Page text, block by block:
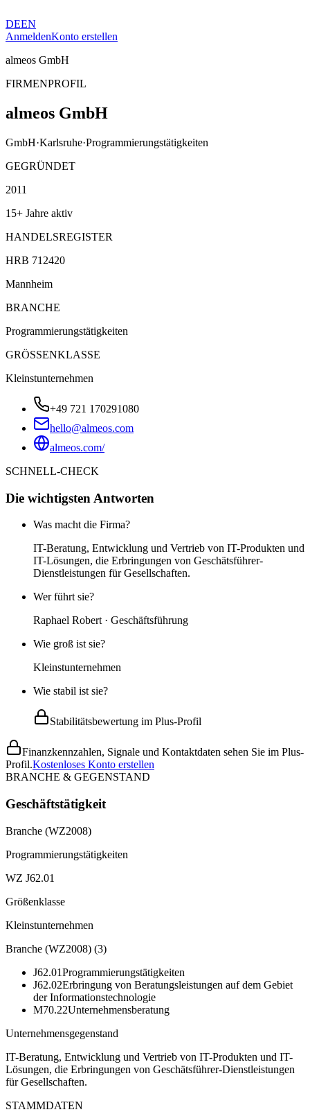
DEEN
AnmeldenKonto erstellen
almeos GmbH
FIRMENPROFIL
almeos GmbH
GmbH·Karlsruhe·Programmierungstätigkeiten
GEGRÜNDET
2011
15+ Jahre aktiv
HANDELSREGISTER
HRB 712420
Mannheim
BRANCHE
Programmierungstätigkeiten
GRÖSSENKLASSE
Kleinstunternehmen
+49 721 170291080
hello@almeos.com
almeos.com/
SCHNELL-CHECK
Die wichtigsten Antworten
Was macht die Firma?
IT-Beratung, Entwicklung und Vertrieb von IT-Produkten und
IT-Lösungen, die Erbringungen von Geschätsführer-
Dienstleistungen für Gesellschaften.
Wer führt sie?
Raphael Robert · Geschäftsführung
Wie groß ist sie?
Kleinstunternehmen
Wie stabil ist sie?
Stabilitätsbewertung im Plus-Profil
Finanzkennzahlen, Signale und Kontaktdaten sehen Sie im Plus-
Profil.Kostenloses Konto erstellen
BRANCHE & GEGENSTAND
Geschäftstätigkeit
Branche (WZ2008)
Programmierungstätigkeiten
WZ J62.01
Größenklasse
Kleinstunternehmen
Branche (WZ2008) (3)
J62.01Programmierungstätigkeiten
J62.02Erbringung von Beratungsleistungen auf dem Gebiet
der Informationstechnologie
M70.22Unternehmensberatung
Unternehmensgegenstand
IT-Beratung, Entwicklung und Vertrieb von IT-Produkten und IT-
Lösungen, die Erbringungen von Geschätsführer-Dienstleistungen
für Gesellschaften.
STAMMDATEN